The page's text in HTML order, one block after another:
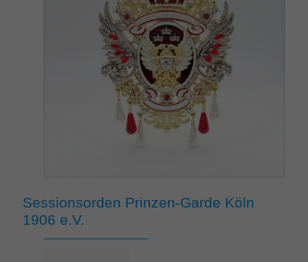
Sessionsorden Prinzen-Garde Köln
1906 e.V.